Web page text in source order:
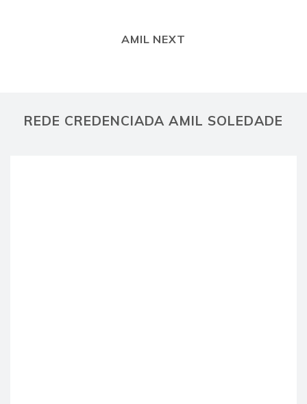
AMIL NEXT
REDE CREDENCIADA AMIL SOLEDADE